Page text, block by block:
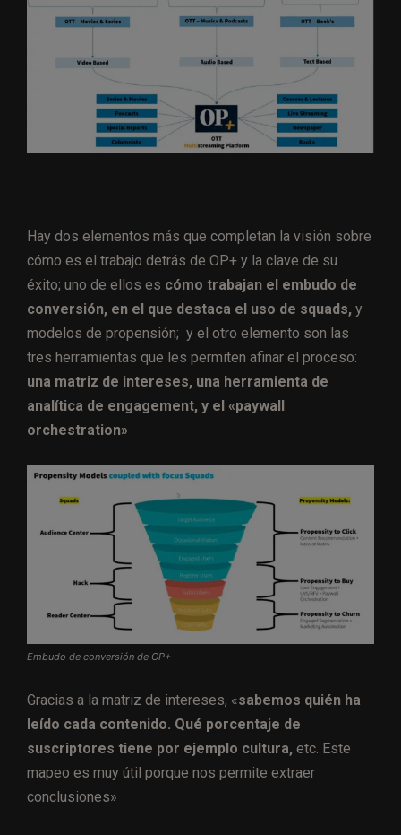
Hay dos elementos más que completan la visión sobre
cómo es el trabajo detrás de OP+ y la clave de su
éxito; uno de ellos es cómo trabajan el embudo de
conversión, en el que destaca el uso de squads, y
modelos de propensión; y el otro elemento son las
tres herramientas que les permiten afinar el proceso:
una matriz de intereses, una herramienta de
analítica de engagement, y el «paywall
orchestration»
Embudo de conversión de OP+
Gracias a la matriz de intereses, «sabemos quién ha
leído cada contenido. Qué porcentaje de
suscriptores tiene por ejemplo cultura, etc. Este
mapeo es muy útil porque nos permite extraer
conclusiones»